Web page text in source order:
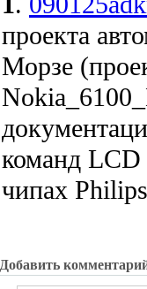
проекта
Морзе
команд LCD
чипах
Добавить